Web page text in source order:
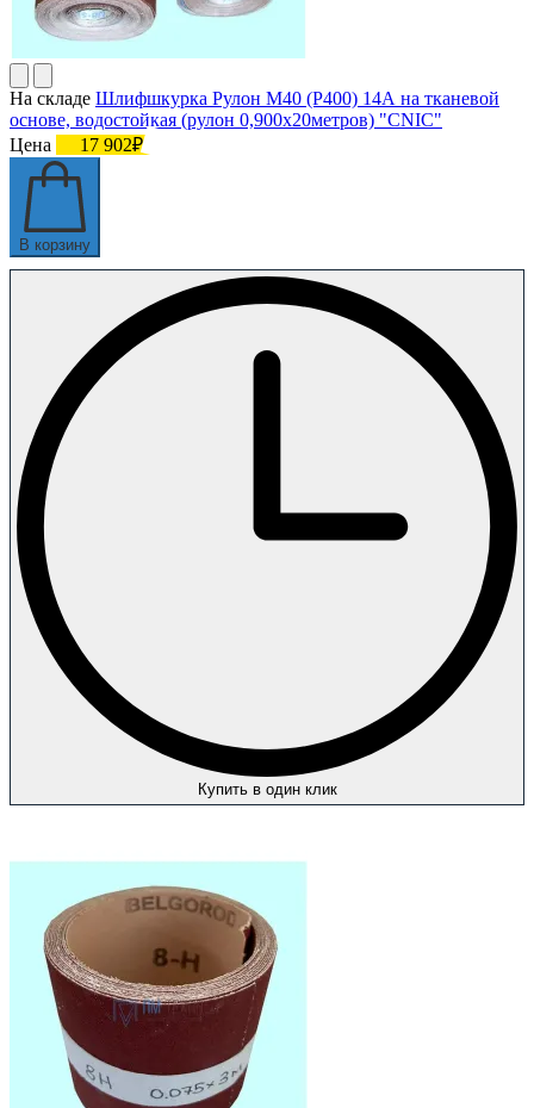
На складе Шлифшкурка Рулон М40 (P400) 14А на тканевой
основе, водостойкая (рулон 0,900х20метров) "CNIC"
Цена
17 902₽
В корзину
Купить в один клик